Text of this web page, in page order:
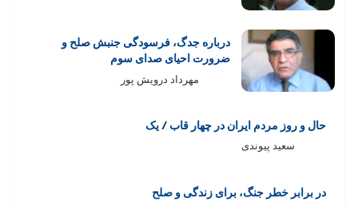
درباره جدگ، فرسودگی جنبش صلح و
ضرورت احیای صدای سوم
مهرداد درویش پور
حال و روز مردم ایران در چهار قاب / یک
سعید پیوندی
در برابر خطر جنگ، برای زندگی و صلح